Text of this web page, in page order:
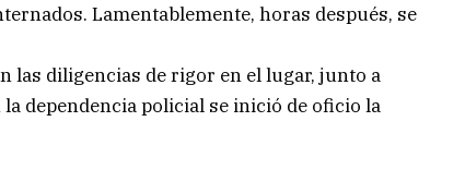
Lamentablemente, horas después, se
las diligencias de rigor en el lugar, junto a
dependencia policial se inició de oficio la